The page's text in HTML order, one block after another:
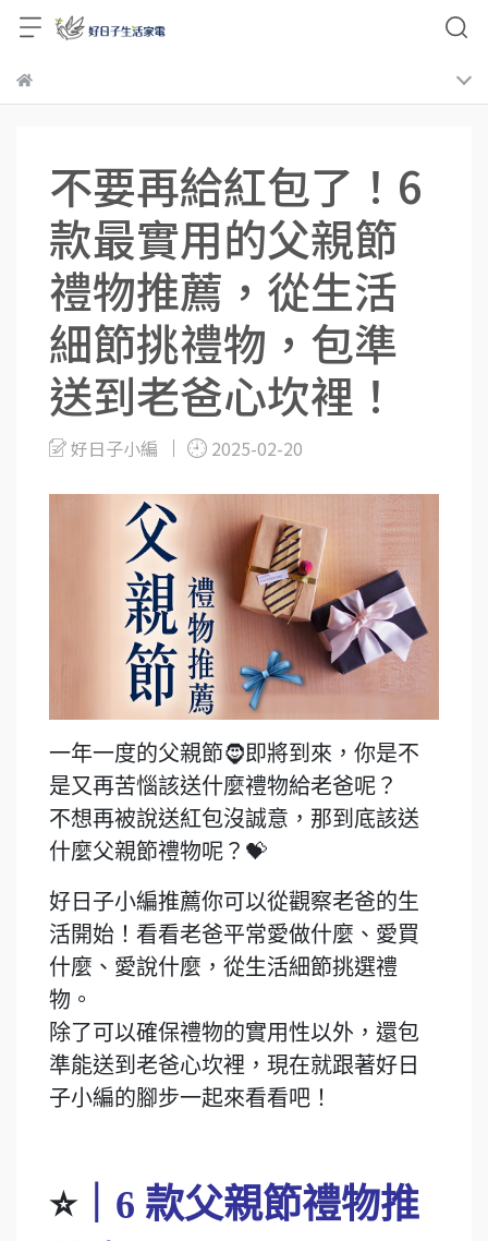
不要再給紅包了！6
款最實用的父親節
禮物推薦，從生活
細節挑禮物，包準
送到老爸心坎裡！
好日子小編 2025-02-20
一年一度的父親節🧔即將到來，你是不
是又再苦惱該送什麼禮物給老爸呢？
不想再被說送紅包沒誠意，那到底該送
什麼父親節禮物呢？💝
好日子小編推薦你可以從觀察老爸的生
活開始！看看老爸平常愛做什麼、愛買
什麼、愛說什麼，從生活細節挑選禮
物。
除了可以確保禮物的實用性以外，還包
準能送到老爸心坎裡，現在就跟著好日
子小編的腳步一起來看看吧！
⭐｜6 款父親節禮物推